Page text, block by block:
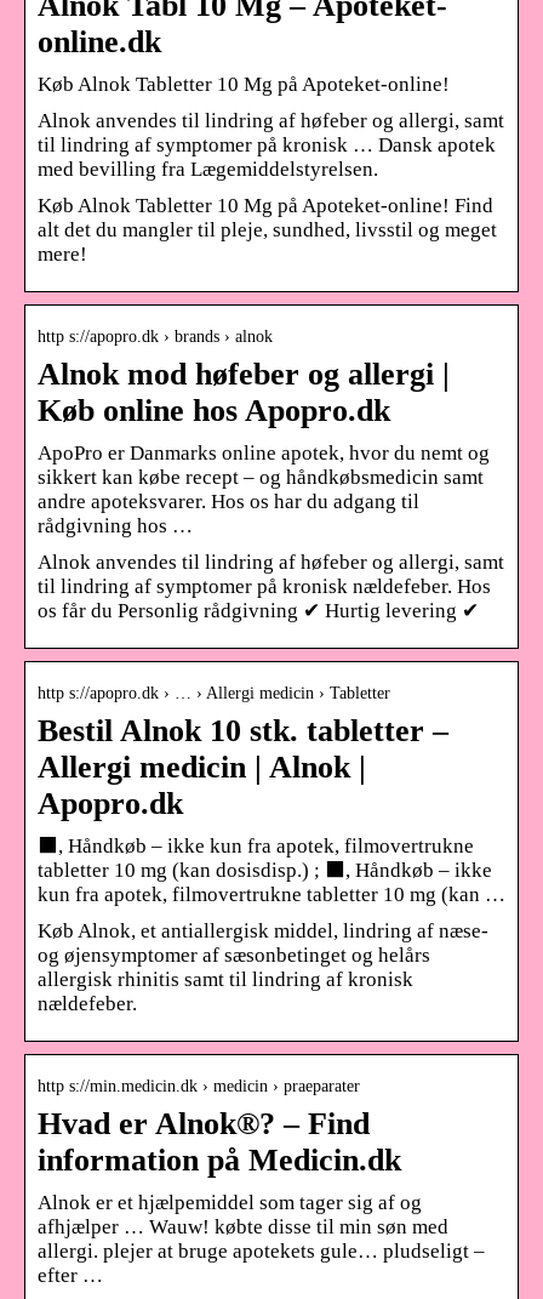
online.dk
Køb Alnok Tabletter 10 Mg på Apoteket-online!
Alnok anvendes til lindring af høfeber og allergi, samt
til lindring af symptomer på kronisk … Dansk apotek
med bevilling fra Lægemiddelstyrelsen.
Køb Alnok Tabletter 10 Mg på Apoteket-online! Find
alt det du mangler til pleje, sundhed, livsstil og meget
mere!
http s://apopro.dk › brands › alnok
Alnok mod høfeber og allergi |
Køb online hos Apopro.dk
ApoPro er Danmarks online apotek, hvor du nemt og
sikkert kan købe recept – og håndkøbsmedicin samt
andre apoteksvarer. Hos os har du adgang til
rådgivning hos …
Alnok anvendes til lindring af høfeber og allergi, samt
til lindring af symptomer på kronisk nældefeber. Hos
os får du Personlig rådgivning ✔ Hurtig levering ✔
http s://apopro.dk › … › Allergi medicin › Tabletter
Bestil Alnok 10 stk. tabletter –
Allergi medicin | Alnok |
Apopro.dk
⬛, Håndkøb – ikke kun fra apotek, filmovertrukne
tabletter 10 mg (kan dosisdisp.) ; ⬛, Håndkøb – ikke
kun fra apotek, filmovertrukne tabletter 10 mg (kan …
Køb Alnok, et antiallergisk middel, lindring af næse-
og øjensymptomer af sæsonbetinget og helårs
allergisk rhinitis samt til lindring af kronisk
nældefeber.
http s://min.medicin.dk › medicin › praeparater
Hvad er Alnok®? – Find
information på Medicin.dk
Alnok er et hjælpemiddel som tager sig af og
afhjælper … Wauw! købte disse til min søn med
allergi. plejer at bruge apotekets gule… pludseligt –
efter …